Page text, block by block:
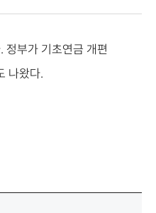
부가 기초연금 개편
나왔다.